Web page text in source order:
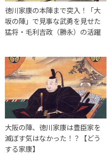
徳川家康の本陣まで突入！「大
坂の陣」で見事な武勇を見せた
猛将・毛利吉政（勝永）の活躍
大阪の陣、徳川家康は豊臣家を
滅ぼす気はなかった！？【どう
する家康】